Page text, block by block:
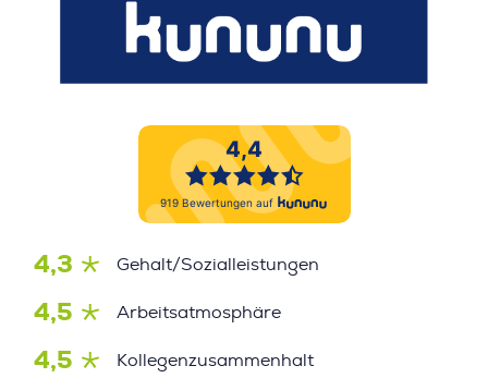
4,3 Gehalt/Sozialleistungen
4,5 Arbeitsatmosphäre
4,5 Kollegenzusammenhalt